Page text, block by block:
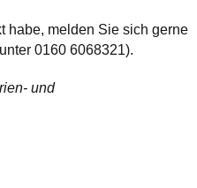
habe, melden Sie sich gerne
0160 6068321).
und